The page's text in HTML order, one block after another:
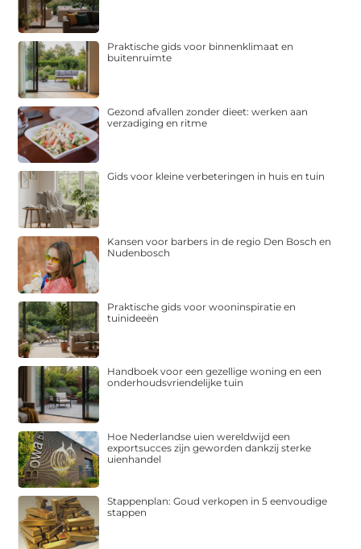
Praktische gids voor binnenklimaat en
buitenruimte
Gezond afvallen zonder dieet: werken aan
verzadiging en ritme
Gids voor kleine verbeteringen in huis en tuin
Kansen voor barbers in de regio Den Bosch en
Nudenbosch
Praktische gids voor wooninspiratie en
tuinideeën
Handboek voor een gezellige woning en een
onderhoudsvriendelijke tuin
Hoe Nederlandse uien wereldwijd een
exportsucces zijn geworden dankzij sterke
uienhandel
Stappenplan: Goud verkopen in 5 eenvoudige
stappen